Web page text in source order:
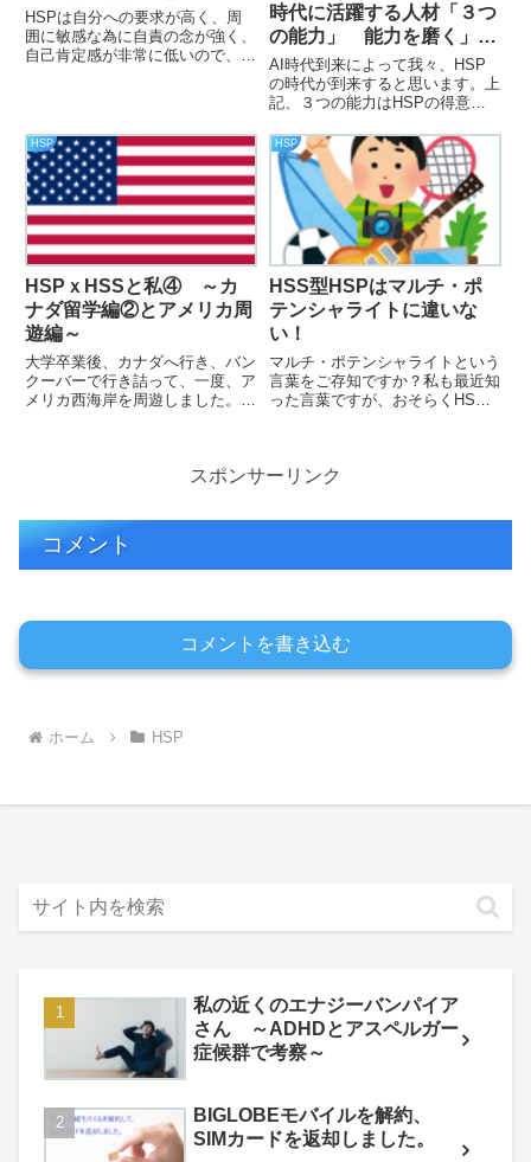
HSPは自分への要求が高く、周
囲に敏感な為に自責の念が強く、
自己肯定感が非常に低いので、ど
時代に活躍する人材「３つ
の能力」 能力を磨く」を
読んで～
AI時代到来によって我々、HSP
の時代が到来すると思います。上
記、３つの能力はHSPの得意と
のような雑務はAIがこなしてく
れ、重要なところはHSPとして
ちょっと頑張らないといけないで
すけど、十分な能力がある領域だ
からです。
HSP
HSPｘHSSと私④ ～カ
ナダ留学編②とアメリカ周
遊編～
大学卒業後、カナダへ行き、バン
クーバーで行き詰って、一度、ア
メリカ西海岸を周遊しました。ア
HSP
HSS型HSPはマルチ・ポ
テンシャライトに違いな
い！
マルチ・ポテンシャライトという
言葉をご存知ですか？私も最近知
った言葉ですが、おそらくHSS
や本の紹介をしています。お役に
スポンサーリンク
コメント
コメントを書き込む
ホーム HSP
私の近くのエナジーバンパイア
さん ～ADHDとアスペルガー
症候群で考察～
BIGLOBEモバイルを解約、
SIMカードを返却しました。